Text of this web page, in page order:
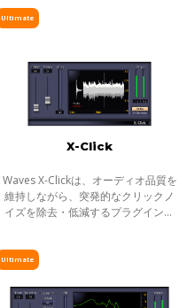
しながらノイズを除去します。ポス
Ultimate
X-Click
Waves X-Clickは、オーディオ品質を
維持しながら、突発的なクリックノ
イズを除去・低減するプラグインで
はもちろん、78回転のSPレコードや
Ultimate